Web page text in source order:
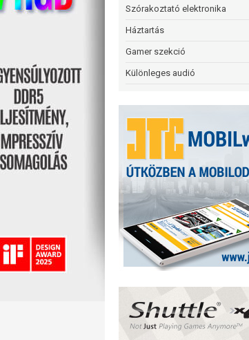
Szórakoztató elektronika
Háztartás
Gamer szekció
Különleges audió